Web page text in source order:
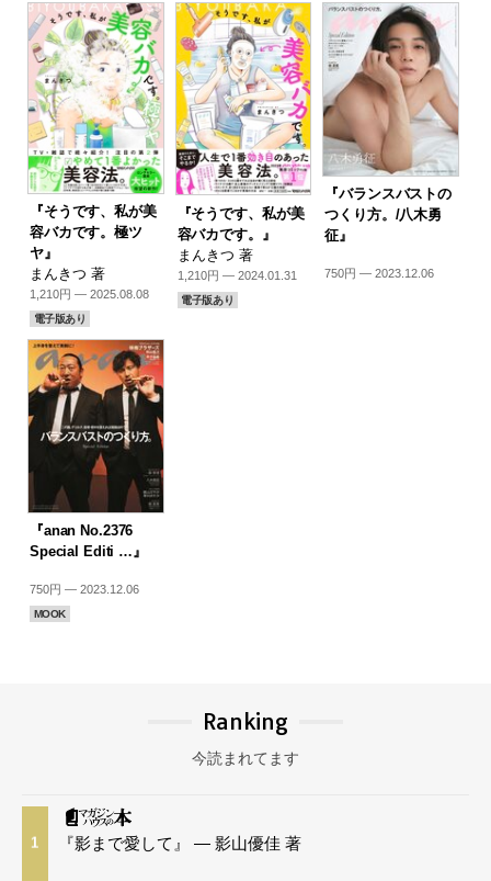
『そうです、私が美
容バカです。極ツ
ヤ』
まんきつ 著
1,210円 — 2025.08.08
電子版あり
『そうです、私が美
容バカです。』
まんきつ 著
1,210円 — 2024.01.31
電子版あり
『バランスバストの
つくり方。/八木勇
征』
750円 — 2023.12.06
『anan No.2376
Special Editi …』
750円 — 2023.12.06
MOOK
Ranking
今読まれてます
1 『影まで愛して』 — 影山優佳 著